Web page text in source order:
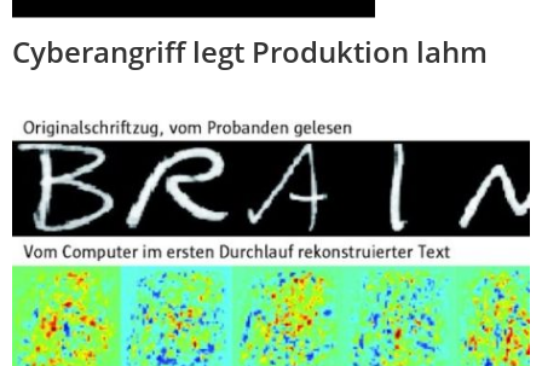
Cyberangriff legt Produktion lahm